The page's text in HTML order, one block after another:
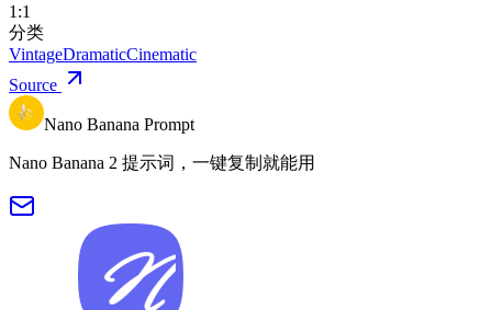
1:1
分类
VintageDramaticCinematic
Source
Nano Banana Prompt
Nano Banana 2 提示词，一键复制就能用